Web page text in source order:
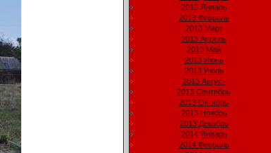
2013 Январь
2013 Февраль
2013 Март
2013 Апрель
2013 Май
2013 Июнь
2013 Июль
2013 Август
2013 Сентябрь
2013 Октябрь
2013 Ноябрь
2013 Декабрь
2014 Январь
2014 Февраль